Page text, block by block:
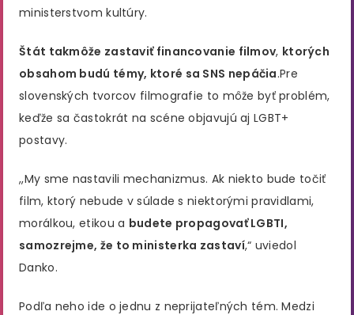
ministerstvom kultúry.
Štát takmôže zastaviť financovanie filmov, ktorých
obsahom budú témy, ktoré sa SNS nepáčia.Pre
slovenských tvorcov filmografie to môže byť problém,
keďže sa častokrát na scéne objavujú aj LGBT+
postavy.
,,My sme nastavili mechanizmus. Ak niekto bude točiť
film, ktorý nebude v súlade s niektorými pravidlami,
morálkou, etikou a budete propagovať LGBTI,
samozrejme, že to ministerka zastaví,“ uviedol
Danko.
Podľa neho ide o jednu z neprijateľných tém. Medzi